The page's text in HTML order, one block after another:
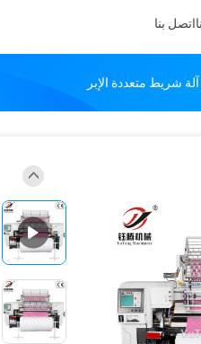
اتصل بنا
شريط متعددة الإبر